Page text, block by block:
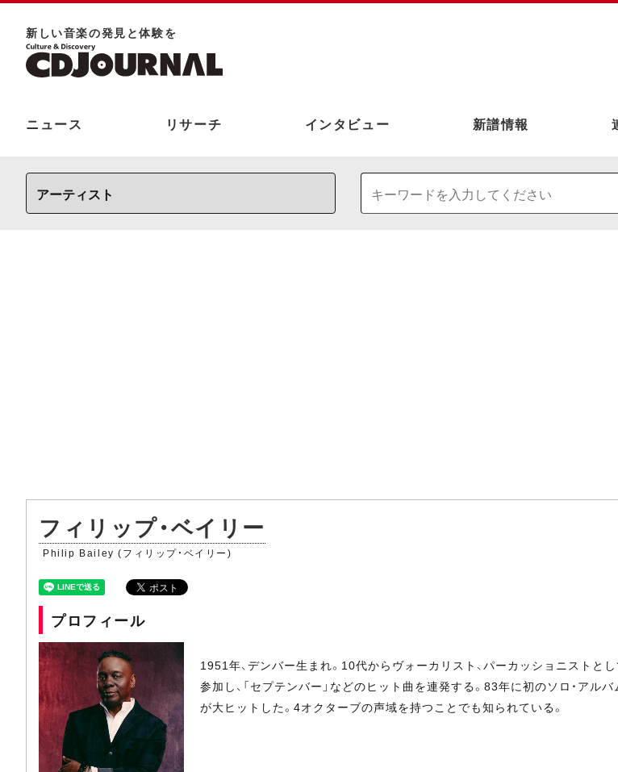
新しい⾳楽の発⾒と体験を
ニュース リサーチ インタビュー 新譜情報
フィリップ・ベイリー
Philip Bailey (フィリップ・ベイリー)
プロフィール
1951年、デンバー生まれ。10代からヴォーカリスト、パーカッショニストと
参加し、「セプテンバー」などのヒット曲を連発する。83年に初のソロ・アル
が大ヒットした。4オクターブの声域を持つことでも知られている。